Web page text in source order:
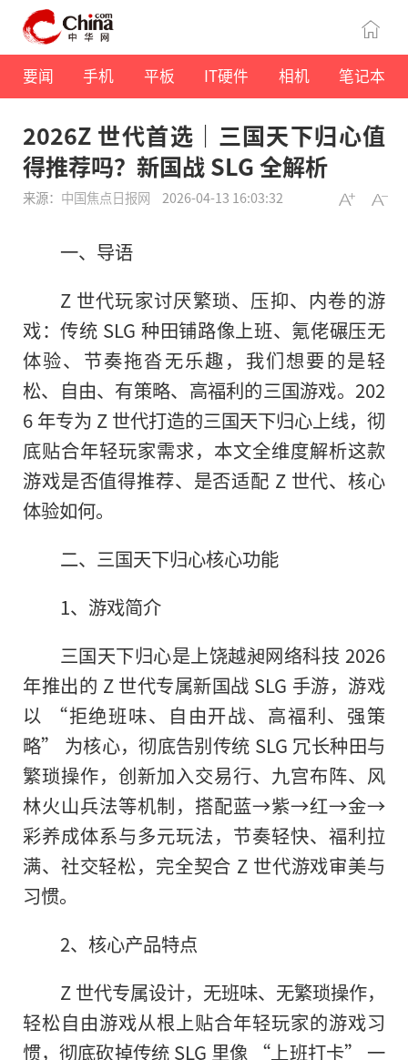
要闻 手机 平板 IT硬件 相机 笔记本
2026Z 世代首选｜三国天下归心值
得推荐吗？新国战 SLG 全解析
来源： 中国焦点日报网 2026-04-13 16:03:32
一、导语
Z 世代玩家讨厌繁琐、压抑、内卷的游
戏：传统 SLG 种田铺路像上班、氪佬碾压无
体验、节奏拖沓无乐趣，我们想要的是轻
松、自由、有策略、高福利的三国游戏。202
6 年专为 Z 世代打造的三国天下归心上线，彻
底贴合年轻玩家需求，本文全维度解析这款
游戏是否值得推荐、是否适配 Z 世代、核心
体验如何。
二、三国天下归心核心功能
1、游戏简介
三国天下归心是上饶越昶网络科技 2026
年推出的 Z 世代专属新国战 SLG 手游，游戏
以 “拒绝班味、自由开战、高福利、强策
略” 为核心，彻底告别传统 SLG 冗长种田与
繁琐操作，创新加入交易行、九宫布阵、风
林火山兵法等机制，搭配蓝→紫→红→金→
彩养成体系与多元玩法，节奏轻快、福利拉
满、社交轻松，完全契合 Z 世代游戏审美与
习惯。
2、核心产品特点
Z 世代专属设计，无班味、无繁琐操作，
轻松自由游戏从根上贴合年轻玩家的游戏习
惯，彻底砍掉传统 SLG 里像 “上班打卡” 一